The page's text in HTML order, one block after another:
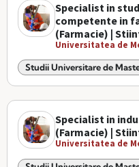
Specialist in
competente in
(Farmacie) |
Universitatea de
Studii Universitare de
Specialist in
(Farmacie) |
Universitatea de